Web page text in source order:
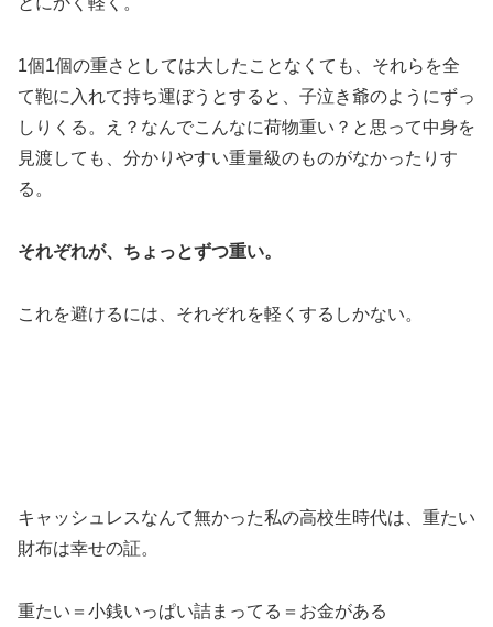
1個1個の重さとしては大したことなくても、それらを全
て鞄に入れて持ち運ぼうとすると、子泣き爺のようにずっ
しりくる。え？なんでこんなに荷物重い？と思って中身を
見渡しても、分かりやすい重量級のものがなかったりす
る。
それぞれが、ちょっとずつ重い。
これを避けるには、それぞれを軽くするしかない。
キャッシュレスなんて無かった私の高校生時代は、重たい
財布は幸せの証。
重たい＝小銭いっぱい詰まってる＝お金がある